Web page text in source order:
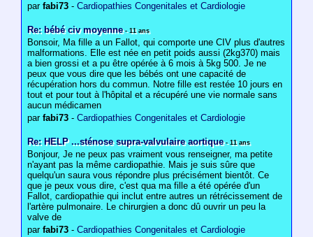
par fabi73- Cardiopathies Congenitales et Cardiologie
Re: bébé civ moyenne- 11 ans
Bonsoir, Ma fille a un Fallot, qui comporte une CIV plus d'autres
malformations. Elle est née en petit poids aussi (2kg370) mais
a bien grossi et a pu être opérée à 6 mois à 5kg 500. Je ne
peux que vous dire que les bébés ont une capacité de
récupération hors du commun. Notre fille est restée 10 jours en
tout et pour tout à l'hôpital et a récupéré une vie normale sans
aucun médicamen
par fabi73- Cardiopathies Congenitales et Cardiologie
Re: HELP ...sténose supra-valvulaire aortique- 11 ans
Bonjour, Je ne peux pas vraiment vous renseigner, ma petite
n'ayant pas la même cardiopathie. Mais je suis sûre que
quelqu'un saura vous répondre plus précisément bientôt. Ce
que je peux vous dire, c'est qua ma fille a été opérée d'un
Fallot, cardiopathie qui inclut entre autres un rétrécissement de
l'artère pulmonaire. Le chirurgien a donc dû ouvrir un peu la
valve de
par fabi73- Cardiopathies Congenitales et Cardiologie